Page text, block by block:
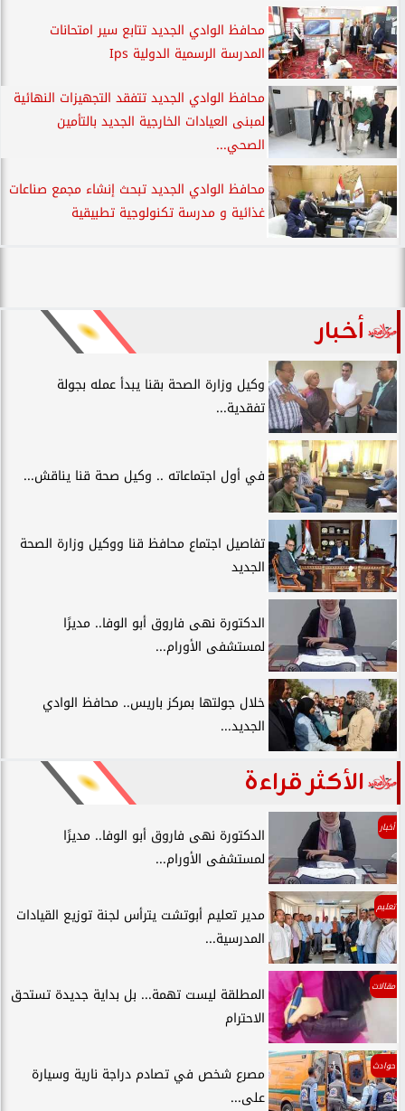
محافظ الوادي الجديد تتابع سير امتحانات
المدرسة الرسمية الدولية Ips
محافظ الوادي الجديد تتفقد التجهيزات النهائية
لمبنى العيادات الخارجية الجديد بالتأمين
الصحي...
محافظ الوادي الجديد تبحث إنشاء مجمع صناعات
غذائية و مدرسة تكنولوجية تطبيقية
أخبار
وكيل وزارة الصحة بقنا يبدأ عمله بجولة
تفقدية...
في أول اجتماعاته .. وكيل صحة قنا يناقش...
تفاصيل اجتماع محافظ قنا ووكيل وزارة الصحة
الجديد
الدكتورة نهى فاروق أبو الوفا.. مديرًا
لمستشفى الأورام...
خلال جولتها بمركز باريس.. محافظ الوادي
الجديد...
الأكثر قراءة
أخبار
الدكتورة نهى فاروق أبو الوفا.. مديرًا
لمستشفى الأورام...
تعليم
مدير تعليم أبوتشت يترأس لجنة توزيع القيادات
المدرسية...
مقالات
المطلقة ليست تهمة... بل بداية جديدة تستحق
الاحترام
حوادث
مصرع شخص في تصادم دراجة نارية وسيارة
على...